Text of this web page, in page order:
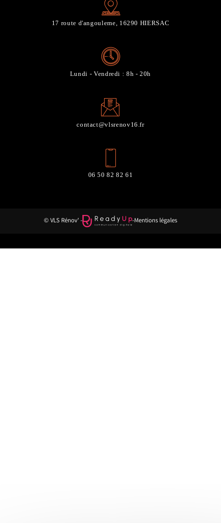
17 route d'angouleme, 16290 HIERSAC
Lundi - Vendredi : 8h - 20h
contact@vlsrenov16.fr
06 50 82 82 61
© VLS Rénov' - -Mentions légales